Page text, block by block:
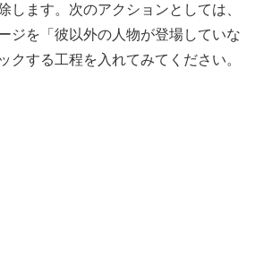
します。次のアクションとしては、
ジを「彼以外の人物が登場していな
クする工程を入れてみてください。